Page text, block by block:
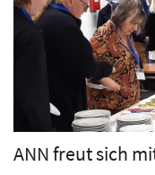
ANN freut sich